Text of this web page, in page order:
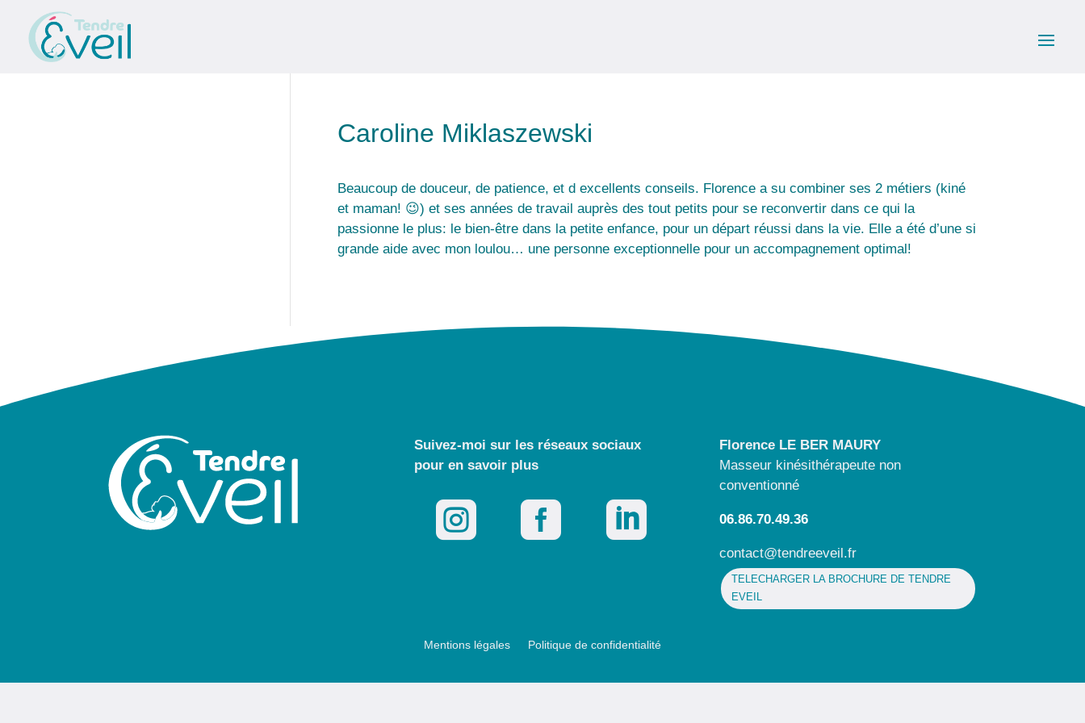
Caroline Miklaszewski
Beaucoup de douceur, de patience, et d excellents conseils. Florence a su combiner ses 2 métiers (kiné
et maman! 😉) et ses années de travail auprès des tout petits pour se reconvertir dans ce qui la
passionne le plus: le bien-être dans la petite enfance, pour un départ réussi dans la vie. Elle a été d’une si
grande aide avec mon loulou… une personne exceptionnelle pour un accompagnement optimal!
Suivez-moi sur les réseaux sociaux
pouren savoir plus
  
Florence LE BER MAURY
Masseur kinésithérapeute non
conventionné
06.86.70.49.36
contact@tendreeveil.fr
TELECHARGER LA BROCHURE DE TENDRE
EVEIL
Mentions légales Politique de confidentialité